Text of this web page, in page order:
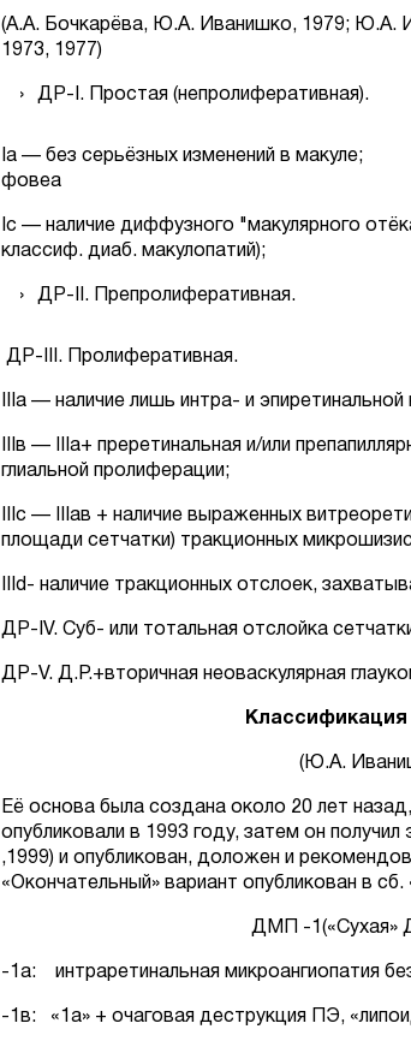
(А.А. Бочкарёва, Ю.А. Иванишко, 1979; Ю.А.
1973, 1977)
ДР-I. Простая (непролиферативная).
Iа — без серьёзных изменений в
фовеа
Iс — наличие диффузного "макулярного
классиф. диаб. макулопатий);
ДР-II. Препролиферативная.
ДР-III. Пролиферативная.
IIIа — наличие лишь интра- и эпиретинальной
IIIв — IIIа+ преретинальная и/или
глиальной пролиферации;
IIIс — IIIав + наличие выраженных
площади сетчатки) тракционных
IIId- наличие тракционных отслоек,
ДР-IV. Суб- или тотальная отслойка
ДР-V. Д.Р.+вторичная неоваскулярная
(Ю.А.
Её основа была создана около 20 лет
опубликовали в 1993 году, затем он
,1999) и опубликован, доложен и
«Окончательный» вариант опубликован в
ДМП -1(«Сухая»
-1а: интраретинальная микроангиопатия
-1в: «1а» + очаговая деструкция ПЭ,